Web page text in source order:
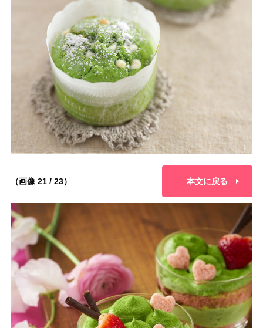
（画像 21 / 23） 本文に戻る